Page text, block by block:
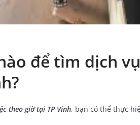
để tìm dịch
theo giờ tại TP Vinh, bạn có thể thực